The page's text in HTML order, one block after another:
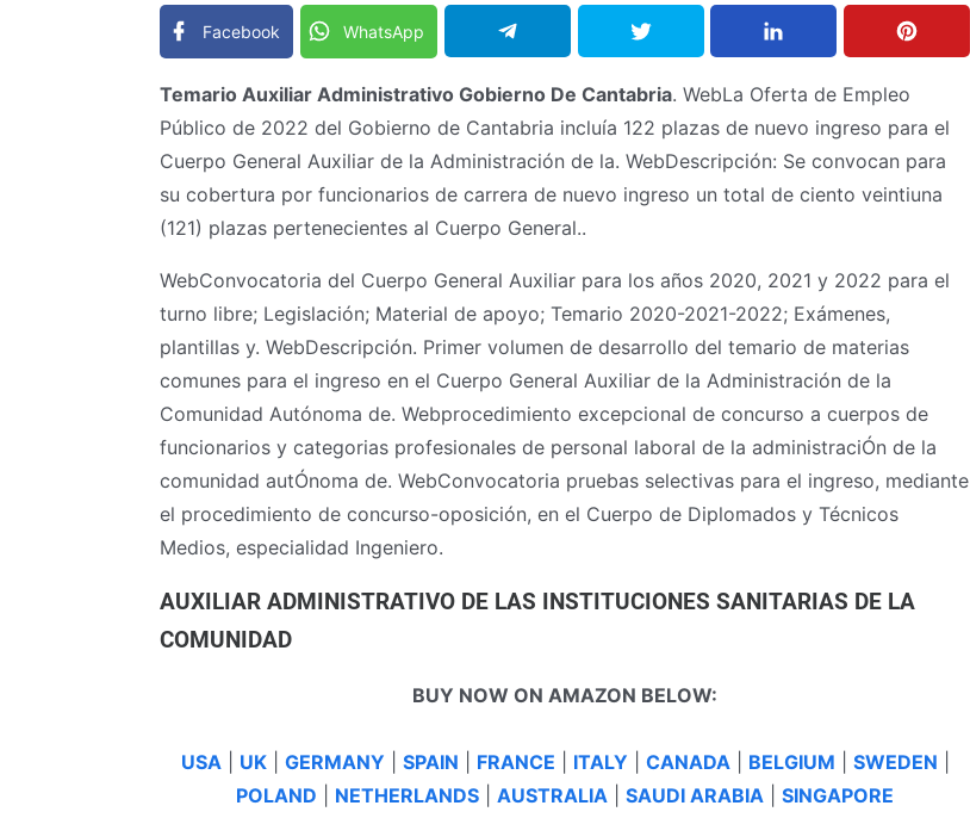
Facebook WhatsApp
Temario Auxiliar Administrativo Gobierno De Cantabria. WebLa Oferta de Empleo
Público de 2022 del Gobierno de Cantabria incluía 122 plazas de nuevo ingreso para el
Cuerpo General Auxiliar de la Administración de la. WebDescripción: Se convocan para
su cobertura por funcionarios de carrera de nuevo ingreso un total de ciento veintiuna
(121) plazas pertenecientes al Cuerpo General..
WebConvocatoria del Cuerpo General Auxiliar para los años 2020, 2021 y 2022 para el
turno libre; Legislación; Material de apoyo; Temario 2020-2021-2022; Exámenes,
plantillas y. WebDescripción. Primer volumen de desarrollo del temario de materias
comunes para el ingreso en el Cuerpo General Auxiliar de la Administración de la
Comunidad Autónoma de. Webprocedimiento excepcional de concurso a cuerpos de
funcionarios y categorias profesionales de personal laboral de la administraciÓn de la
comunidad autÓnoma de. WebConvocatoria pruebas selectivas para el ingreso, mediante
el procedimiento de concurso-oposición, en el Cuerpo de Diplomados y Técnicos
Medios, especialidad Ingeniero.
AUXILIAR ADMINISTRATIVO DE LAS INSTITUCIONES SANITARIAS DE LA
COMUNIDAD
BUY NOW ON AMAZON BELOW:
USA UK| GERMANY SPAIN FRANCE ITALY CANADA BELGIUM SWEDEN
POLAND
NETHERLANDS AUSTRALIA SAUDI ARABIA SINGAPORE